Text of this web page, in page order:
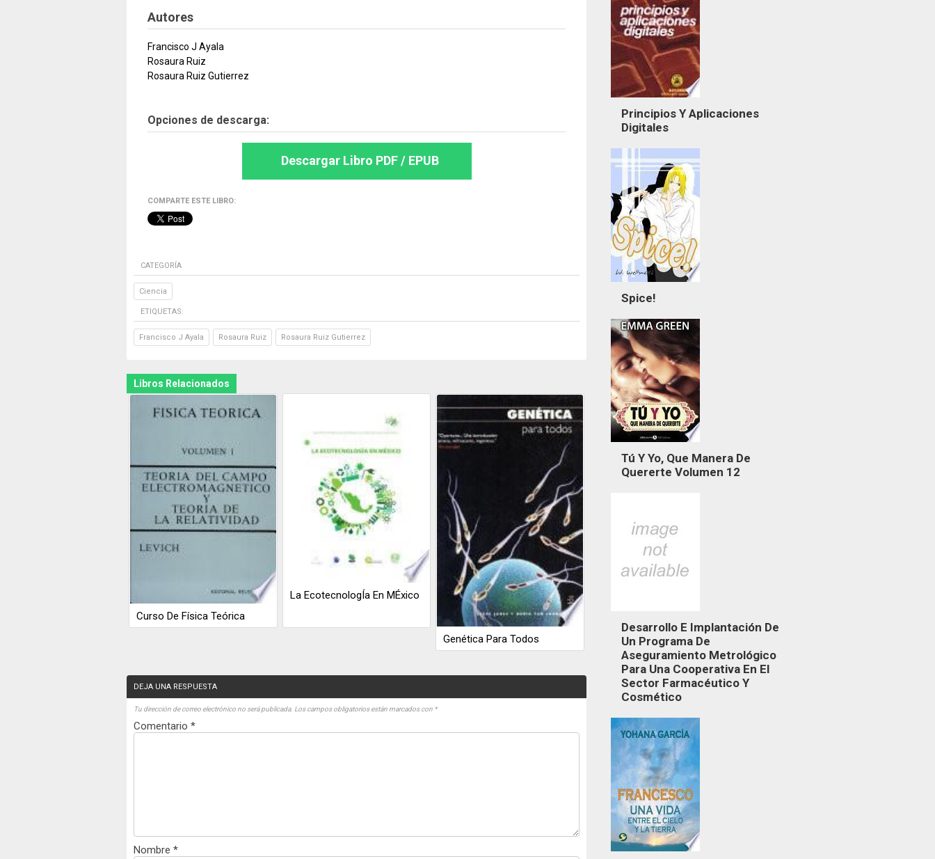
Autores
Francisco J Ayala
Rosaura Ruiz
Rosaura Ruiz Gutierrez
Opciones de descarga:
Descargar Libro PDF / EPUB
COMPARTE ESTE LIBRO:
CATEGORÍA
Ciencia
ETIQUETAS:
Francisco J Ayala Rosaura Ruiz Rosaura Ruiz Gutierrez
Libros Relacionados
Curso De Física Teórica
La EcotecnologÍa En MÉxico
Genética Para Todos
DEJA UNA RESPUESTA
Tu dirección de correo electrónico no será publicada. Los campos obligatorios están marcados con *
Comentario *
Nombre *
Principios Y Aplicaciones
Digitales
Spice!
Tú Y Yo, Que Manera De
Quererte Volumen 12
Desarrollo E Implantación De
Un Programa De
Aseguramiento Metrológico
Para Una Cooperativa En El
Sector Farmacéutico Y
Cosmético